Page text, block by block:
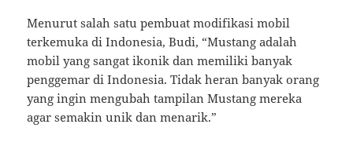
Menurut salah satu pembuat modifikasi mobil
terkemuka di Indonesia, Budi, “Mustang adalah
mobil yang sangat ikonik dan memiliki banyak
penggemar di Indonesia. Tidak heran banyak orang
yang ingin mengubah tampilan Mustang mereka
agar semakin unik dan menarik.”